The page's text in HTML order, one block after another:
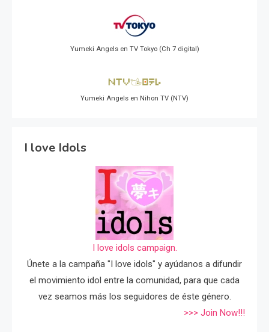
Yumeki Angels en TV Tokyo (Ch 7 digital)
Yumeki Angels en Nihon TV (NTV)
I love Idols
I love idols campaign.
Únete a la campaña "I love idols" y ayúdanos a difundir
el movimiento idol entre la comunidad, para que cada
vez seamos más los seguidores de éste género.
>>> Join Now!!!